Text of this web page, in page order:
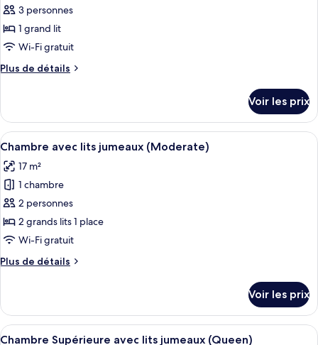
(Moderate)
grand
lit,
non-
fumeurs
pour
ce
type
chambre :
(Queen)
3 personnes
1 grand lit
Wi-Fi gratuit
Plus de détails
Plus
le
type
de
Chambre
Supérieure
(Queen)
Voir les prix
Afficher
toutes
les
photos
pour
ce
type
chambre :
lits
jumeaux
Coffres-forts dans les chambres,
5
Chambre avec lits jumeaux (Moderate)
17 m²
1 chambre
2 personnes
2 grands lits 1 place
Wi-Fi gratuit
Plus de détails
Plus
le
type
de
Voir les prix
Afficher
Une chambre d’hôtel avec un
5
Chambre Supérieure avec lits jumeaux (Queen)